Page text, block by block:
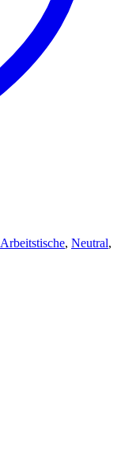
Arbeitstische, Neutral,